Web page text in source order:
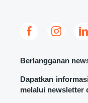
Berlangganan
Dapatkan
melalui newsletter